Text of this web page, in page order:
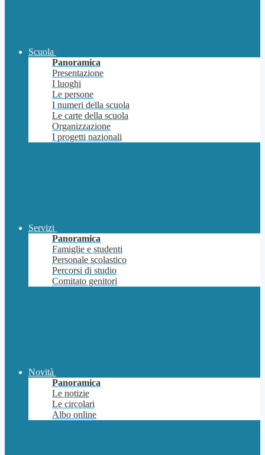
Scuola
Panoramica
Presentazione
I luoghi
Le persone
I numeri della scuola
Le carte della scuola
Organizzazione
I progetti nazionali
Servizi
Panoramica
Famiglie e studenti
Personale scolastico
Percorsi di studio
Comitato genitori
Novità
Panoramica
Le notizie
Le circolari
Albo online